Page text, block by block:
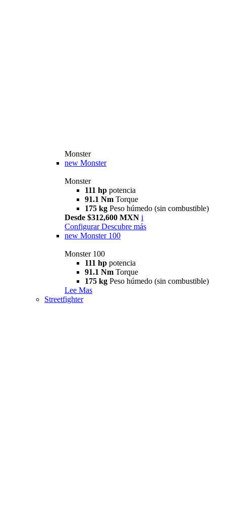
Monster
new Monster
Monster
111 hp potencia
91.1 Nm Torque
175 kg Peso húmedo (sin combustible)
Desde $312,600 MXN i
Configurar Descubre más
new Monster 100
Monster 100
111 hp potencia
91.1 Nm Torque
175 kg Peso húmedo (sin combustible)
Lee Mas
Streetfighter